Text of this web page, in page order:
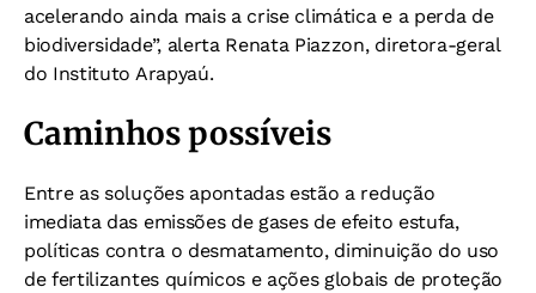
acelerando ainda mais a crise climática e a perda de
biodiversidade”, alerta Renata Piazzon, diretora-geral
do Instituto Arapyaú.
Caminhos possíveis
Entre as soluções apontadas estão a redução
imediata das emissões de gases de efeito estufa,
políticas contra o desmatamento, diminuição do uso
de fertilizantes químicos e ações globais de proteção